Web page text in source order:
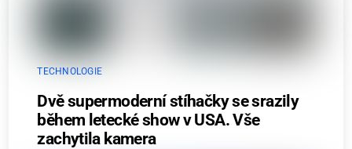
TECHNOLOGIE
Dvě supermoderní stíhačky se srazily
během letecké show v USA. Vše
zachytila kamera